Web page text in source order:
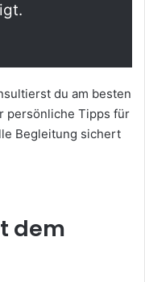
du am besten
persönliche Tipps für
Begleitung sichert
dem